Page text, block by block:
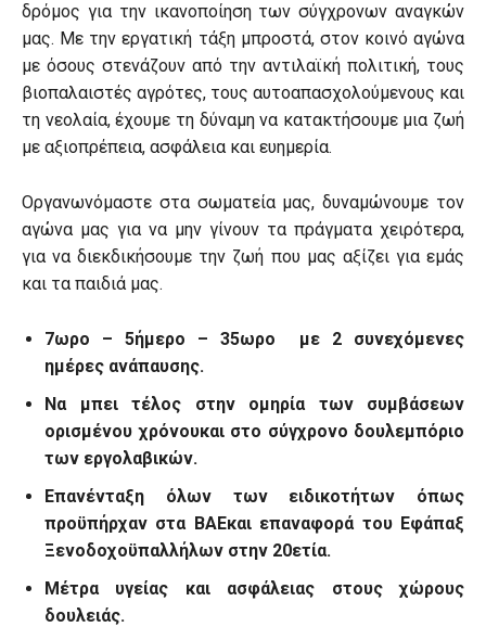
δρόμος για την ικανοποίηση των σύγχρονων αναγκών
μας. Με την εργατική τάξη μπροστά, στον κοινό αγώνα
με όσους στενάζουν από την αντιλαϊκή πολιτική, τους
βιοπαλαιστές αγρότες, τους αυτοαπασχολούμενους και
τη νεολαία, έχουμε τη δύναμη να κατακτήσουμε μια ζωή
με αξιοπρέπεια, ασφάλεια και ευημερία.
Οργανωνόμαστε στα σωματεία μας, δυναμώνουμε τον
αγώνα μας για να μην γίνουν τα πράγματα χειρότερα,
για να διεκδικήσουμε την ζωή που μας αξίζει για εμάς
και τα παιδιά μας.
7ωρο – 5ήμερο – 35ωρο με 2 συνεχόμενες
ημέρες ανάπαυσης.
Να μπει τέλος στην ομηρία των συμβάσεων
ορισμένου χρόνουκαι στο σύγχρονο δουλεμπόριο
των εργολαβικών.
Επανένταξη όλων των ειδικοτήτων όπως
προϋπήρχαν στα ΒΑΕκαι επαναφορά του Εφάπαξ
Ξενοδοχοϋπαλλήλων στην 20ετία.
Μέτρα υγείας και ασφάλειας στους χώρους
δουλειάς.